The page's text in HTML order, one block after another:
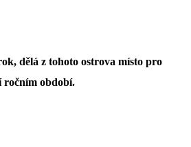
dělá z tohoto ostrova místo pro
ročním období.